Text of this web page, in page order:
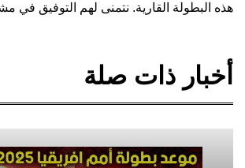
هذه البطولة القارية. نتمنى لهم التوفيق في
أخبار ذات صلة